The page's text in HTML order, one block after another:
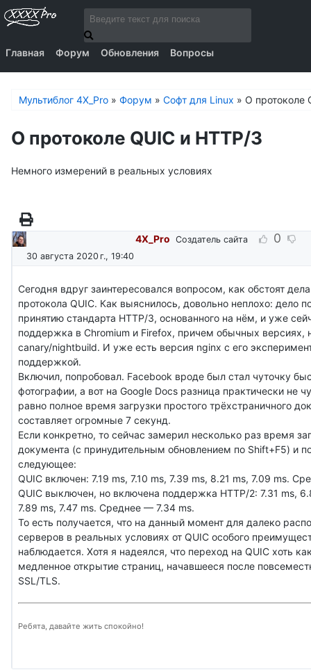
Главная Форум Обновления Вопросы
Мультиблог 4X_Pro » Форум » Софт для Linux » О протоколе
О протоколе QUIC и HTTP/3
Немного измерений в реальных условиях
4X_Pro Создатель сайта 0
30 августа 2020 г., 19:40
Сегодня вдруг заинтересовался вопросом, как обстоят
протокола QUIC. Как выяснилось, довольно неплохо: дело
принятию стандарта HTTP/3, основанного на нём, и уже
поддержка в Chromium и Firefox, причем обычных версиях,
canary/nightbuild. И уже есть версия nginx с его
поддержкой.
Включил, попробовал. Facebook вроде был стал чуточку
фотографии, а вот на Google Docs разница практически не
равно полное время загрузки простого трёхстраничного
составляет огромные 7 секунд.
Если конкретно, то сейчас замерил несколько раз время
документа (с принудительным обновлением по Shift+F5) и
следующее:
QUIC включен: 7.19 ms, 7.10 ms, 7.39 ms, 8.21 ms, 7.09 ms.
QUIC выключен, но включена поддержка HTTP/2: 7.31 ms,
7.89 ms, 7.47 ms. Среднее — 7.34 ms.
То есть получается, что на данный момент для далеко
серверов в реальных условиях от QUIC особого
наблюдается. Хотя я надеялся, что переход на QUIC хоть
медленное открытие страниц, начавшееся после
SSL/TLS.
Ребята, давайте жить спокойно!